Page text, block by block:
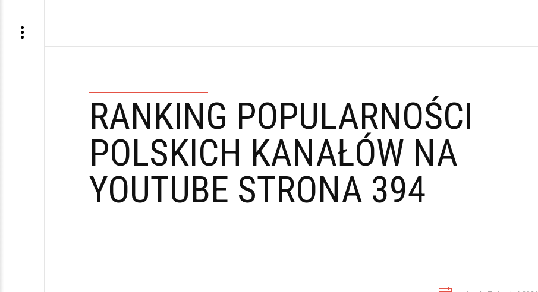
RANKING POPULARNOŚCI
POLSKICH KANAŁÓW NA
YOUTUBE STRONA 394